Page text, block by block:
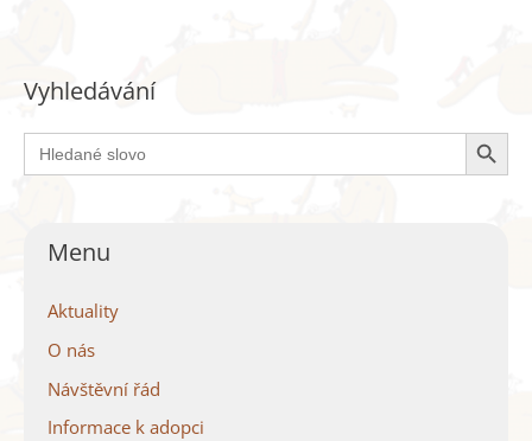
Vyhledávání
Search
for:
Search Button
Menu
Aktuality
O nás
Návštěvní řád
Informace k adopci